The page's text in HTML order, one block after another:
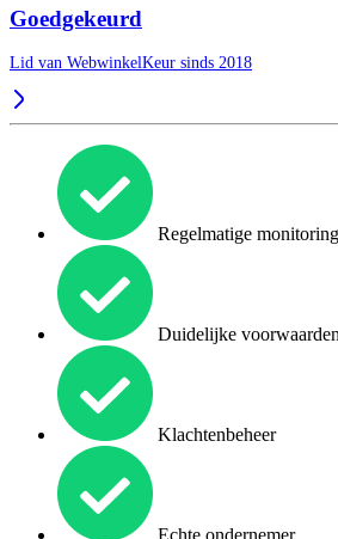
Goedgekeurd
Lid van WebwinkelKeur sinds 2018
Regelmatige monitoring
Duidelijke
Klachtenbeheer